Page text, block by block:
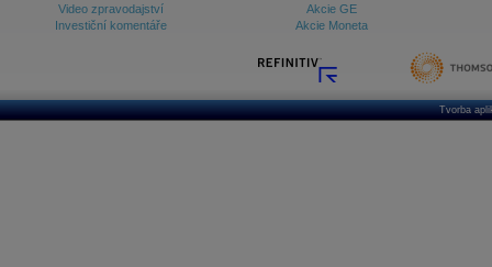
Video zpravodajství
Investiční komentáře
Akcie GE
Akcie Moneta
Tvorba